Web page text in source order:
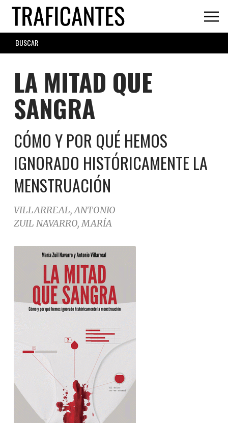
Skip
main
content
SEARCH
FORM
LA MITAD QUE
SANGRA
CÓMO Y POR QUÉ HEMOS
IGNORADO HISTÓRICAMENTE LA
MENSTRUACIÓN
VILLARREAL, ANTONIO
ZUIL NAVARRO, MARÍA